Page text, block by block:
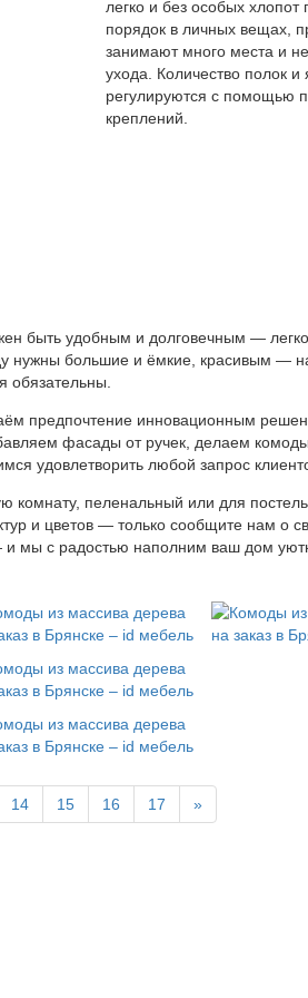
легко и без особых хлопот
порядок в личных вещах,
занимают много места и
ухода. Количество полок
регулируются с помощью
креплений.
быть удобным и долговечным — легко
нужны большие и ёмкие, красивым —
обязательны.
предпочтение инновационным
фасады от ручек, делаем
удовлетворить любой запрос
комнату, пеленальный или для
и цветов — только сообщите нам о
и мы с радостью наполним ваш дом
14 15 16 17 »